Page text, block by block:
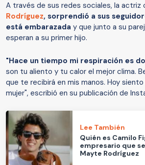
A través de sus redes sociales, la actriz
Rodríguez, sorprendió a sus
está embarazada y que junto a su
esperan a su primer hijo.
"Hace un tiempo mi respiración es
son tu aliento y tu calor el mejor clima.
que te recibirá en mis manos. Hoy
mujer", escribió en su publicación de
Lee También
Quién es Camilo
empresario que
Mayte Rodríguez